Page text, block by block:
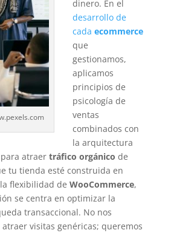
dinero. En el
desarrollo de
cada ecommerce
que
gestionamos,
aplicamos
principios de
psicología de
ventas
combinados con
la arquitectura
atraer tráfico orgánico de
tu tienda esté construida en
flexibilidad de WooCommerce,
se centra en optimizar la
transaccional. No nos
visitas genéricas; queremos